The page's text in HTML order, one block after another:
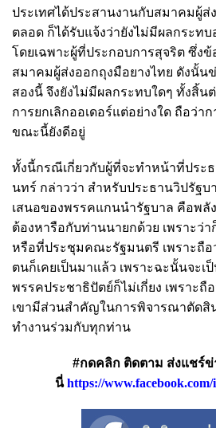
ประเทศได้ประสานงานกับสมาคมผู้ส่
ตลอด ก็ได้รับแจ้งว่ายังไม่มีผลกระท
โดยเฉพาะผู้ที่ประกอบการสุจริต ซึ่งข้
สมาคมผู้ส่งออกถุงมือยางไทย ดังนั้น
สองนี้ จึงยังไม่มีผลกระทบใดๆ ทั้งสิ้น
การยกเลิกออเดอร์แต่อย่างใด ถือว่า
ขณะนี้ยังดีอยู่
ทั้งนี้กรณีเกี่ยวกับผู้ที่จะทำหน้าที่ประ
นทร์ กล่าวว่า สำหรับประธานวิปรัฐบ
เสนอของพรรคแกนนำรัฐบาล คือพลั
ต้องหารือกับท่านนายกด้วย เพราะว่
หรือที่ประชุมคณะรัฐมนตรี เพราะถือ
ตนก็เคยเป็นมาแล้ว เพราะฉะนั้นจะเ
พรรคประชาธิปัตย์ก็ไม่เกี่ยง เพราะถื
เขามีส่วนสำคัญในการพิจารณาตัดสิ
ทำงานร่วมกับทุกท่าน
#กดคลิก ติดตาม ส่งแชร์ข่
นี่ https://www.facebook.com/